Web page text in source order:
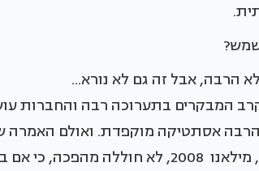
הרבה, אבל זה גם לא נורא...
המבקרים בתערוכה רבה והחברות
אסתטיקה מוקפדת. ואולם האמרה
נמצאת כאן נכונה. "בגדול", מילאנו 2008,